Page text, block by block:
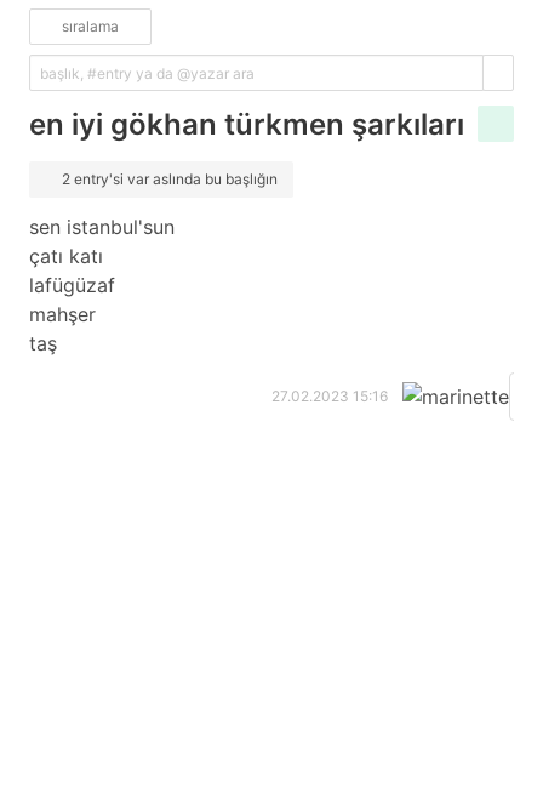
sıralama
en iyi gökhan türkmen şarkıları
2 entry'si var aslında bu başlığın
sen istanbul'sun
çatı katı
lafügüzaf
mahşer
taş
27.02.2023 15:16